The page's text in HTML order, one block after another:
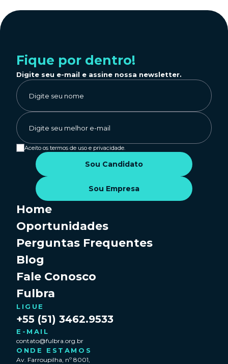
Fique por dentro!
Digite seu e-mail e assine nossa newsletter.
Aceito os termos de uso e privacidade.
Sou Candidato
Sou Empresa
Home
Oportunidades
Perguntas Frequentes
Blog
Fale Conosco
Fulbra
LIGUE
+55 (51) 3462.9533
E-MAIL
contato@fulbra.org.br
ONDE ESTAMOS
Av. Farroupilha, nº 8001,